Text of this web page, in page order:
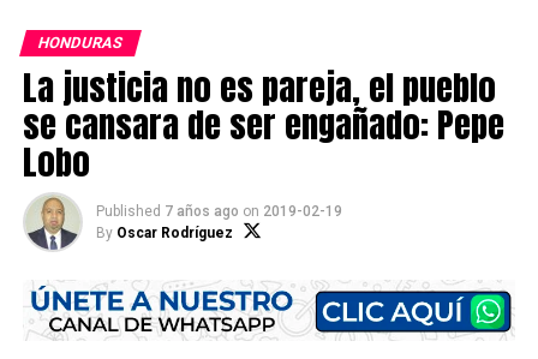
HONDURAS
La justicia no es pareja, el pueblo
se cansara de ser engañado: Pepe
Lobo
Published 7 años ago on 2019-02-19
By Oscar Rodríguez